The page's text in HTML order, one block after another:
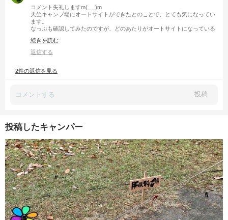
コメント失礼しますm(_ _)m
天竺キャンプ場にオートサイトができたとのことで、とても気になってい
ます。
なっぷも確認してみたのですが、どのあたりがオートサイトになっている
もし差し支えなければ、位置関係など教えていただけると助かります🙇‍♂️
続きを読む
返信する
2件の返信を見る
投稿
投稿したキャンパー